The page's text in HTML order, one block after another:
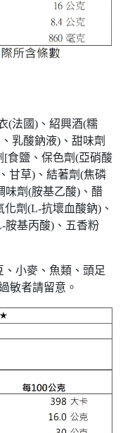
(法國)、紹興酒(糯
乳酸鈉液)、甜味劑
[食鹽、保色劑(亞硝酸
甘草)、結著劑(焦磷
味劑(胺基乙酸)、醋
劑(L-抗壞血酸鈉)、
胺基丙酸)、五香粉
小麥、魚類、頭足
敏者請留意。